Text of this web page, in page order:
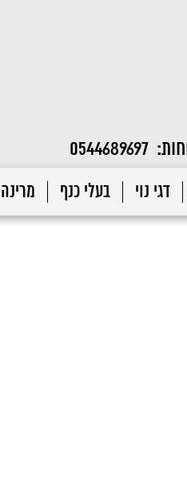
0544689697
דגי נוי בעלי כנף